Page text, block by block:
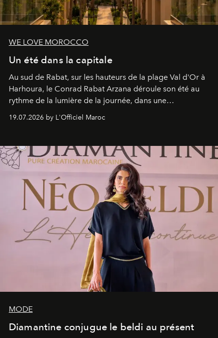
WE LOVE MOROCCO
Un été dans la capitale
Au sud de Rabat, sur les hauteurs de la plage Val d'Or à
Harhoura, le Conrad Rabat Arzana déroule son été au
rythme de la lumière de la journée, dans une
programmation pensée comme une succession de
rendez-vous avec l’océan.
19.07.2026 by L'Officiel Maroc
MODE
Diamantine conjugue le beldi au présent